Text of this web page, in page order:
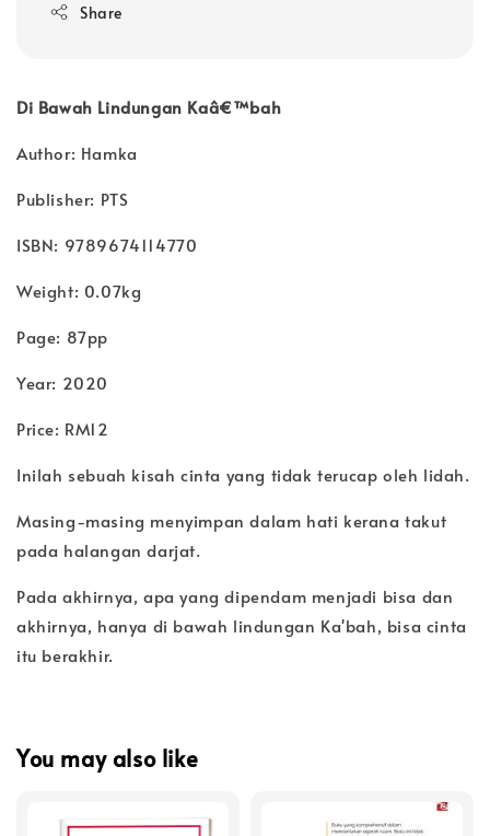
Share
Di Bawah Lindungan Kaâ€™bah
Author: Hamka
Publisher: PTS
ISBN: 9789674114770
Weight: 0.07kg
Page: 87pp
Year: 2020
Price: RM12
Inilah sebuah kisah cinta yang tidak terucap oleh lidah.
Masing-masing menyimpan dalam hati kerana takut
pada halangan darjat.
Pada akhirnya, apa yang dipendam menjadi bisa dan
akhirnya, hanya di bawah lindungan Ka'bah, bisa cinta
itu berakhir.
You may also like